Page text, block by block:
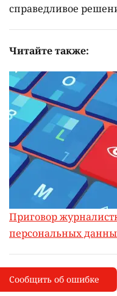
справедливое
Читайте также:
Приговор
персональных
I
Сообщить об опечатке
Выделите фрагмент и
Сообщить об ошибке